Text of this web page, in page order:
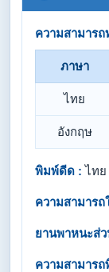
ความสามารถ
ภาษา
ไทย
อังกฤษ
พิมพ์ดีด : ไทย
ความสามาร
ยานพาหนะส่
ความสามารถ